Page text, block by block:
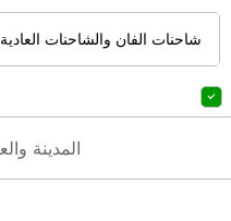
شاحنات الفان والشاحنات العادية